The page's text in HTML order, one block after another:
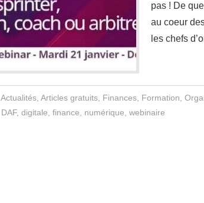
pas ! De
au coeur
les chefs
Actualités ,Articles gratuits Finances Formation ,
DAF,digitale ,finance numérique ,webinaire